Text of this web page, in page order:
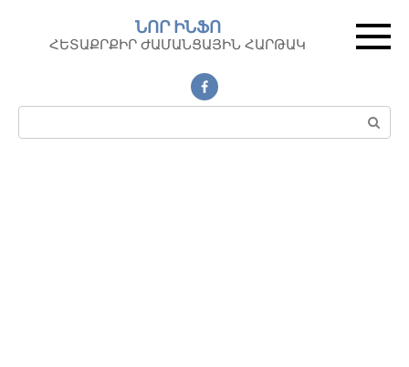
контенту
ՆՈՐ ԻՆՖՈ
ՀԵՏԱՔՐՔԻՐ ԺԱՄԱՆՑԱՅԻՆ ՀԱՐԹԱԿ
Поиск: